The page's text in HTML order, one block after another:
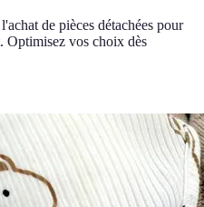
de pièces détachées pour
Optimisez vos choix dès